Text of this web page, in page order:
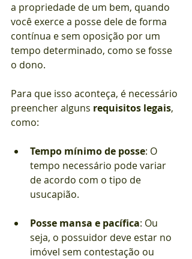
a propriedade de um bem, quando
você exerce a posse dele de forma
contínua e sem oposição por um
tempo determinado, como se fosse
o dono.
Para que isso aconteça, é necessário
preencher alguns requisitos legais,
como:
Tempo mínimo de posse: O
tempo necessário pode variar
de acordo com o tipo de
usucapião.
Posse mansa e pacífica: Ou
seja, o possuidor deve estar no
imóvel sem contestação ou